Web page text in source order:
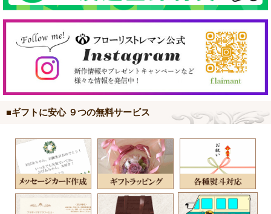
■ギフトに安心 ９つの無料サービス